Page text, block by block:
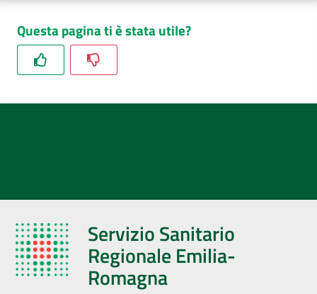
Questa pagina ti è stata utile?
Servizio Sanitario
Regionale Emilia-
Romagna